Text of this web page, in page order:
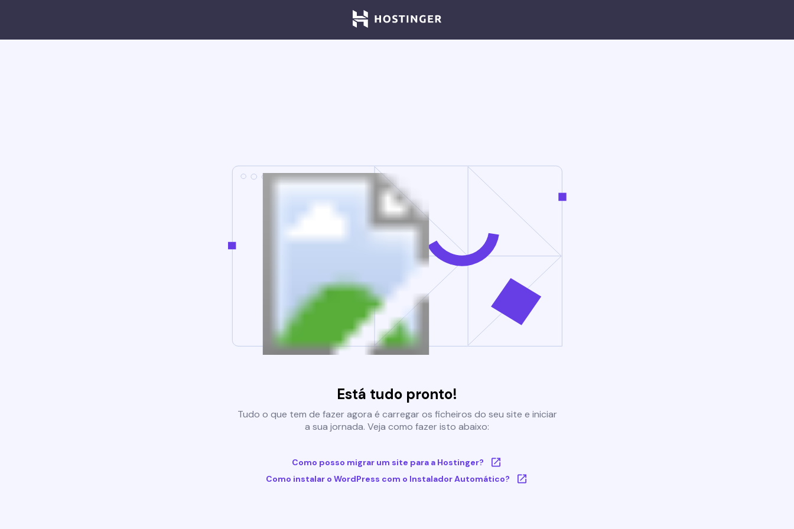
Está tudo pronto!
Tudo o que tem de fazer agora é carregar os ficheiros do seu site e iniciar
a sua jornada. Veja como fazer isto abaixo:
Como posso migrar um site para a Hostinger?
Como instalar o WordPress com o Instalador Automático?